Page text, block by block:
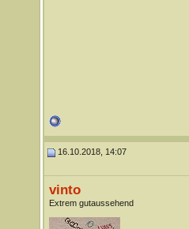
16.10.2018, 14:07
vinto
Extrem gutaussehend